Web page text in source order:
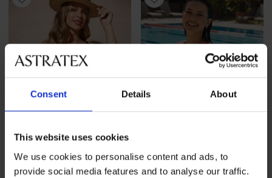
Consent Details About
This website uses cookies
We use cookies to personalise content and ads, to
provide social media features and to analyse our traffic.
-50%